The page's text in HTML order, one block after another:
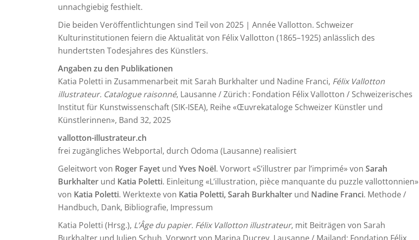
unnachgiebig festhielt.
Die beiden Veröffentlichtungen sind Teil von 2025 | Année Vallotton. Schweizer
Kulturinstitutionen feiern die Aktualität von Félix Vallotton (1865–1925) anlässlich des
hundertsten Todesjahres des Künstlers.
Angaben zu den Publikationen
Katia Poletti in Zusammenarbeit mit Sarah Burkhalter und Nadine Franci, Félix Vallotton
illustrateur. Catalogue raisonné, Lausanne / Zürich : Fondation Félix Vallotton / Schweizerisches
Institut für Kunstwissenschaft (SIK-ISEA), Reihe «Œuvrekataloge Schweizer Künstler und
Künstlerinnen», Band 32, 2025
vallotton-illustrateur.ch
frei zugängliches Webportal, durch Odoma (Lausanne) realisiert
Geleitwort von Roger Fayet und Yves Noël. Vorwort «S’illustrer par l’imprimé» von Sarah
Burkhalter und Katia Poletti. Einleitung «L’illustration, pièce manquante du puzzle vallottonnien»
von Katia Poletti. Werktexte von Katia Poletti, Sarah Burkhalter und Nadine Franci. Methode /
Handbuch, Dank, Bibliografie, Impressum
Katia Poletti (Hrsg.), L’Âge du papier. Félix Vallotton illustrateur, mit Beiträgen von Sarah